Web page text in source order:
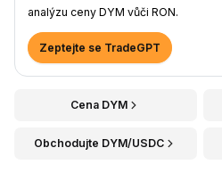
analýzu ceny DYM vůči RON.
Zeptejte se TradeGPT
Cena DYM
Obchodujte DYM/USDC